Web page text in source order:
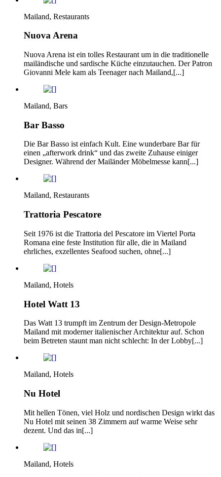
Mailand, Restaurants
Nuova Arena
Nuova Arena ist ein tolles Restaurant um in die traditionelle
mailändische und sardische Küche einzutauchen. Der Patron
Giovanni Mele kam als Teenager nach Mailand,[...]
Mailand, Bars
Bar Basso
Die Bar Basso ist einfach Kult. Eine wunderbare Bar für
einen „afterwork drink“ und das zweite Zuhause einiger
Designer. Während der Mailänder Möbelmesse kann[...]
Mailand, Restaurants
Trattoria Pescatore
Seit 1976 ist die Trattoria del Pescatore im Viertel Porta
Romana eine feste Institution für alle, die in Mailand
ehrliches, exzellentes Seafood suchen, ohne[...]
Mailand, Hotels
Hotel Watt 13
Das Watt 13 trumpft im Zentrum der Design-Metropole
Mailand mit moderner italienischer Architektur auf. Schon
beim Betreten staunt man nicht schlecht: In der Lobby[...]
Mailand, Hotels
Nu Hotel
Mit hellen Tönen, viel Holz und nordischen Design wirkt das
Nu Hotel mit seinen 38 Zimmern auf warme Weise sehr
dezent. Und das in[...]
Mailand, Hotels